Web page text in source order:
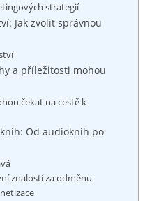
strategií
Jak zvolit správnou
a příležitosti mohou
čekat na cestě k
Od audioknih po
znalostí za odměnu